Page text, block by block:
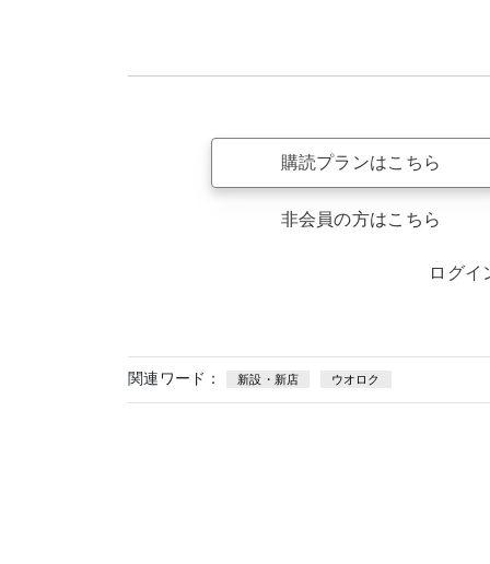
購読プランはこちら
非会員の方はこちら
ログイ
関連ワード： 新設・新店 ウオロク